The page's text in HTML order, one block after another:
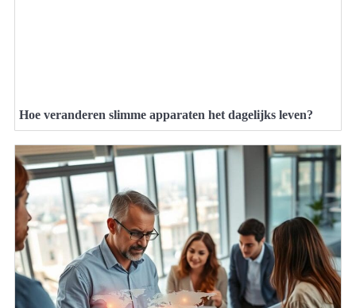
Hoe veranderen slimme apparaten het dagelijks leven?